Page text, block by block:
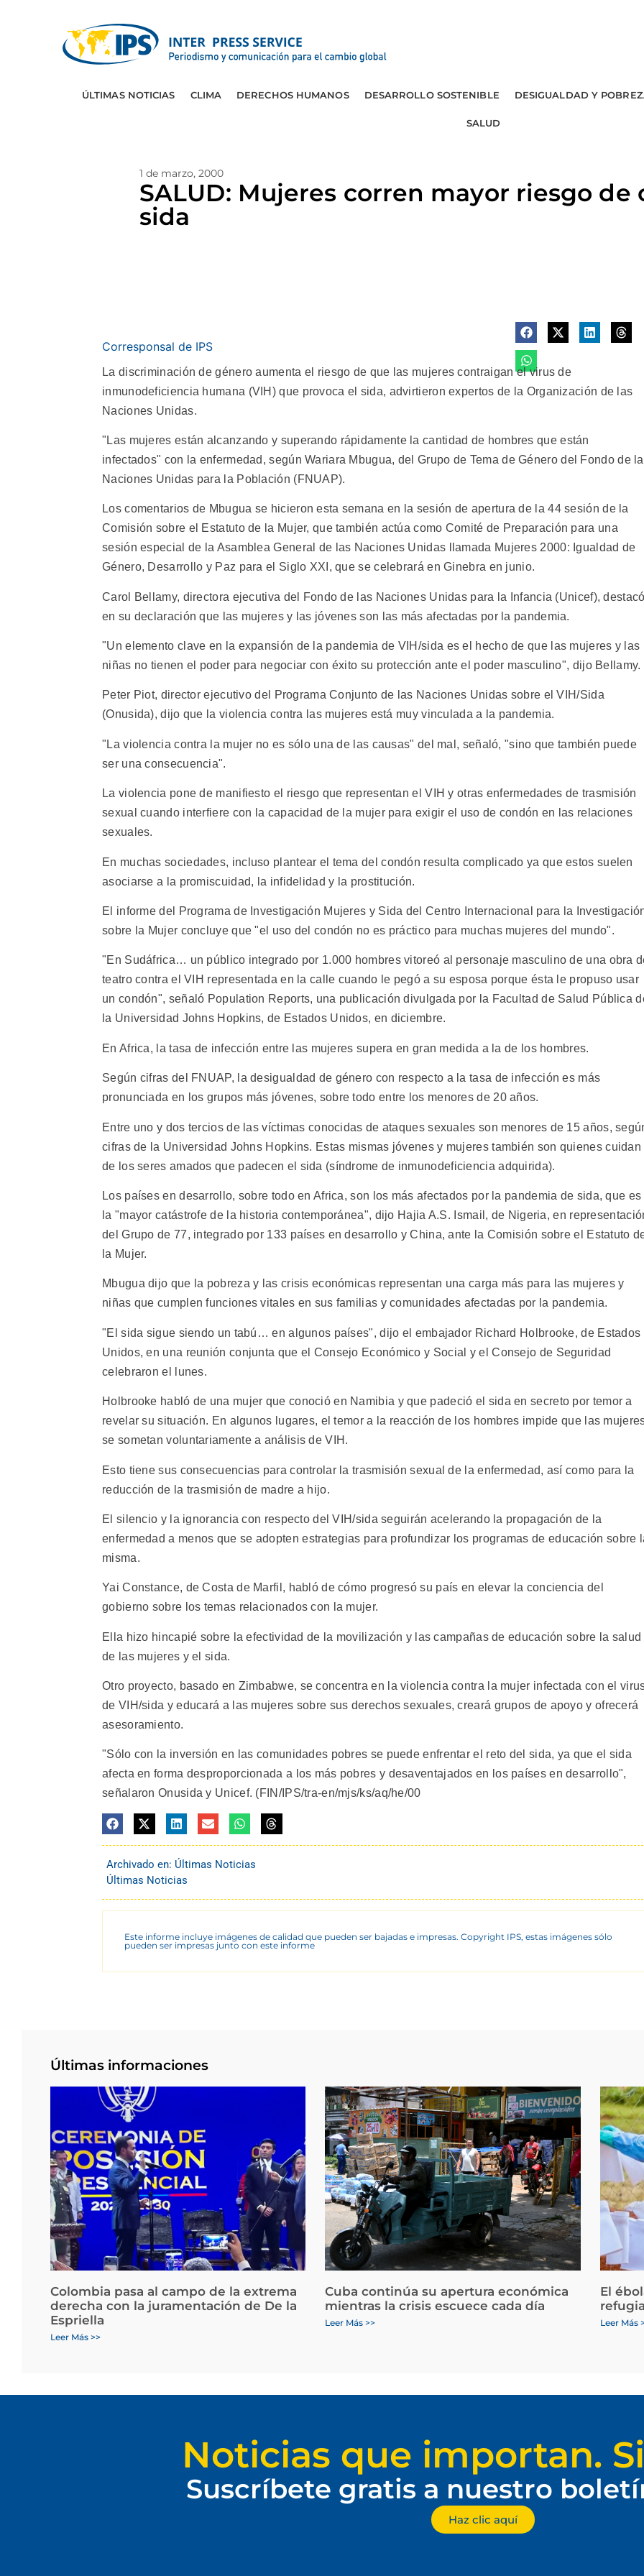
ÚLTIMAS NOTICIAS CLIMA DERECHOS HUMANOS DESARROLLO SOSTENIBLE DESIGUALDAD Y
SALUD
1 de marzo, 2000
SALUD: Mujeres corren mayor riesgo de
sida
Corresponsal de IPS
La discriminación de género aumenta el riesgo de que las mujeres contraigan el virus de
inmunodeficiencia humana (VIH) que provoca el sida, advirtieron expertos de la Organización de las
Naciones Unidas.
"Las mujeres están alcanzando y superando rápidamente la cantidad de hombres que están
infectados" con la enfermedad, según Wariara Mbugua, del Grupo de Tema de Género del Fondo de
Naciones Unidas para la Población (FNUAP).
Los comentarios de Mbugua se hicieron esta semana en la sesión de apertura de la 44 sesión de la
Comisión sobre el Estatuto de la Mujer, que también actúa como Comité de Preparación para una
sesión especial de la Asamblea General de las Naciones Unidas llamada Mujeres 2000: Igualdad de
Género, Desarrollo y Paz para el Siglo XXI, que se celebrará en Ginebra en junio.
Carol Bellamy, directora ejecutiva del Fondo de las Naciones Unidas para la Infancia (Unicef),
en su declaración que las mujeres y las jóvenes son las más afectadas por la pandemia.
"Un elemento clave en la expansión de la pandemia de VIH/sida es el hecho de que las mujeres y las
niñas no tienen el poder para negociar con éxito su protección ante el poder masculino", dijo Bellamy.
Peter Piot, director ejecutivo del Programa Conjunto de las Naciones Unidas sobre el VIH/Sida
(Onusida), dijo que la violencia contra las mujeres está muy vinculada a la pandemia.
"La violencia contra la mujer no es sólo una de las causas" del mal, señaló, "sino que también puede
ser una consecuencia".
La violencia pone de manifiesto el riesgo que representan el VIH y otras enfermedades de trasmisión
sexual cuando interfiere con la capacidad de la mujer para exigir el uso de condón en las relaciones
sexuales.
En muchas sociedades, incluso plantear el tema del condón resulta complicado ya que estos suelen
asociarse a la promiscuidad, la infidelidad y la prostitución.
El informe del Programa de Investigación Mujeres y Sida del Centro Internacional para la
sobre la Mujer concluye que "el uso del condón no es práctico para muchas mujeres del mundo".
"En Sudáfrica… un público integrado por 1.000 hombres vitoreó al personaje masculino de una obra
teatro contra el VIH representada en la calle cuando le pegó a su esposa porque ésta le propuso usar
un condón", señaló Population Reports, una publicación divulgada por la Facultad de Salud Pública
la Universidad Johns Hopkins, de Estados Unidos, en diciembre.
En Africa, la tasa de infección entre las mujeres supera en gran medida a la de los hombres.
Según cifras del FNUAP, la desigualdad de género con respecto a la tasa de infección es más
pronunciada en los grupos más jóvenes, sobre todo entre los menores de 20 años.
Entre uno y dos tercios de las víctimas conocidas de ataques sexuales son menores de 15 años,
cifras de la Universidad Johns Hopkins. Estas mismas jóvenes y mujeres también son quienes cuidan
de los seres amados que padecen el sida (síndrome de inmunodeficiencia adquirida).
Los países en desarrollo, sobre todo en Africa, son los más afectados por la pandemia de sida, que es
la "mayor catástrofe de la historia contemporánea", dijo Hajia A.S. Ismail, de Nigeria, en
del Grupo de 77, integrado por 133 países en desarrollo y China, ante la Comisión sobre el Estatuto
la Mujer.
Mbugua dijo que la pobreza y las crisis económicas representan una carga más para las mujeres y
niñas que cumplen funciones vitales en sus familias y comunidades afectadas por la pandemia.
"El sida sigue siendo un tabú… en algunos países", dijo el embajador Richard Holbrooke, de Estados
Unidos, en una reunión conjunta que el Consejo Económico y Social y el Consejo de Seguridad
celebraron el lunes.
Holbrooke habló de una mujer que conoció en Namibia y que padeció el sida en secreto por temor a
revelar su situación. En algunos lugares, el temor a la reacción de los hombres impide que las
se sometan voluntariamente a análisis de VIH.
Esto tiene sus consecuencias para controlar la trasmisión sexual de la enfermedad, así como para la
reducción de la trasmisión de madre a hijo.
El silencio y la ignorancia con respecto del VIH/sida seguirán acelerando la propagación de la
enfermedad a menos que se adopten estrategias para profundizar los programas de educación sobre
misma.
Yai Constance, de Costa de Marfil, habló de cómo progresó su país en elevar la conciencia del
gobierno sobre los temas relacionados con la mujer.
Ella hizo hincapié sobre la efectividad de la movilización y las campañas de educación sobre la salud
de las mujeres y el sida.
Otro proyecto, basado en Zimbabwe, se concentra en la violencia contra la mujer infectada con el
de VIH/sida y educará a las mujeres sobre sus derechos sexuales, creará grupos de apoyo y ofrecerá
asesoramiento.
"Sólo con la inversión en las comunidades pobres se puede enfrentar el reto del sida, ya que el sida
afecta en forma desproporcionada a los más pobres y desaventajados en los países en desarrollo",
señalaron Onusida y Unicef. (FIN/IPS/tra-en/mjs/ks/aq/he/00
Archivado en: Últimas Noticias
Últimas Noticias
Este informe incluye imágenes de calidad que pueden ser bajadas e impresas. Copyright IPS, estas imágenes sólo
pueden ser impresas junto con este informe
Últimas informaciones
Colombia pasa al campo de la extrema
derecha con la juramentación de De la
Espriella
Leer Más >>
Cuba continúa su apertura económica
mientras la crisis escuece cada día
Leer Más >>
El
Leer Más
Noticias que importan.
Suscríbete gratis a nuestro
Haz clic aquí